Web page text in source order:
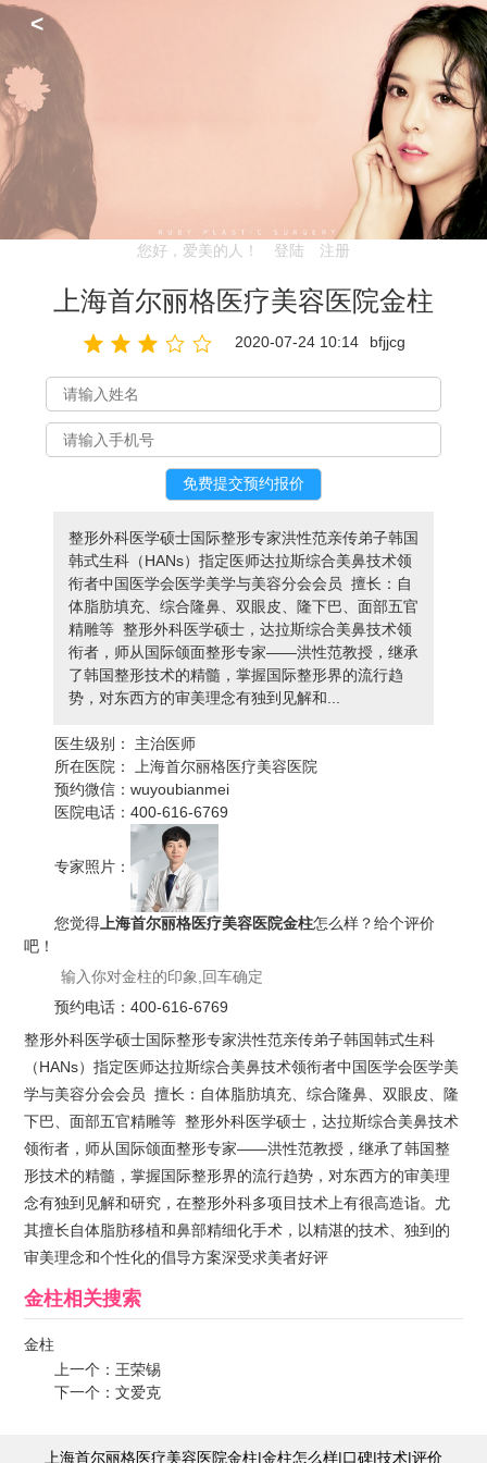
<
您好，爱美的人！ 登陆 注册
上海首尔丽格医疗美容医院金柱
2020-07-24 10:14 bfjjcg
整形外科医学硕士国际整形专家洪性范亲传弟子韩国
韩式生科（HANs）指定医师达拉斯综合美鼻技术领
衔者中国医学会医学美学与美容分会会员 擅长：自
体脂肪填充、综合隆鼻、双眼皮、隆下巴、面部五官
精雕等 整形外科医学硕士，达拉斯综合美鼻技术领
衔者，师从国际颌面整形专家——洪性范教授，继承
了韩国整形技术的精髓，掌握国际整形界的流行趋
势，对东西方的审美理念有独到见解和...
医生级别：
主治医师
所在医院：
上海首尔丽格医疗美容医院
预约微信：wuyoubianmei
医院电话：400-616-6769
专家照片：
您觉得 上海首尔丽格医疗美容医院金柱怎么样？给个评价
吧！
预约电话：400-616-6769
整形外科医学硕士国际整形专家洪性范亲传弟子韩国韩式生科
（HANs）指定医师达拉斯综合美鼻技术领衔者中国医学会医学美
学与美容分会会员 擅长：自体脂肪填充、综合隆鼻、双眼皮、隆
下巴、面部五官精雕等 整形外科医学硕士，达拉斯综合美鼻技术
领衔者，师从国际颌面整形专家——洪性范教授，继承了韩国整
形技术的精髓，掌握国际整形界的流行趋势，对东西方的审美理
念有独到见解和研究，在整形外科多项目技术上有很高造诣。尤
其擅长自体脂肪移植和鼻部精细化手术，以精湛的技术、独到的
审美理念和个性化的倡导方案深受求美者好评
金柱相关搜索
金柱
上一个： 王荣锡
下一个：文爱克
上海首尔丽格医疗美容医院金柱|金柱怎么样|口碑|技术|评价